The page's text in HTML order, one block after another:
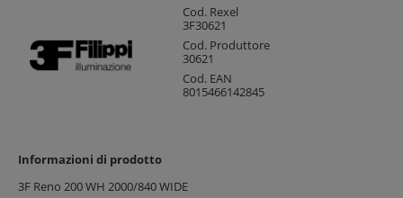
Cod. Rexel
3F30621
Cod. Produttore
30621
Cod. EAN
8015466142845
Informazioni di prodotto
3F Reno 200 WH 2000/840 WIDE